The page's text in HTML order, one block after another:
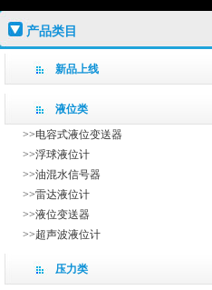
产品类目
新品上线
液位类
>>电容式液位变送器
>>浮球液位计
>>油混水信号器
>>雷达液位计
>>液位变送器
>>超声波液位计
压力类